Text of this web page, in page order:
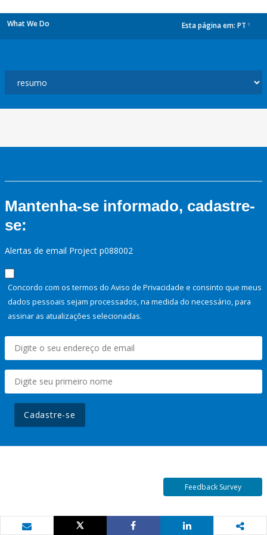
What We Do Esta página em: PT
Mantenha-se informado, cadastre-
se:
Alertas de email Project p088002
Concordo com os termos do Aviso de Privacidade e consinto que meus
dados pessoais sejam processados, na medida do necessário, para
assinar as atualizações selecionadas.
Cadastre-se
Feedback Survey